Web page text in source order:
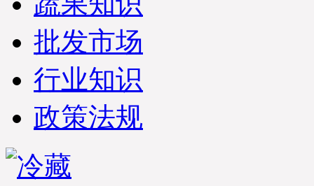
批发市场
行业知识
政策法规